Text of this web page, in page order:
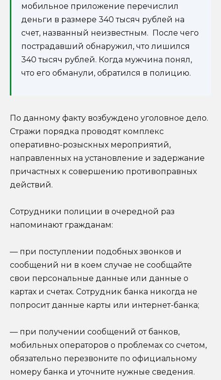
мобильное приложение перечислил
деньги в размере 340 тысяч рублей на
счет, названный неизвестным. После чего
пострадавший обнаружил, что лишился
340 тысяч рублей. Когда мужчина понял,
что его обманули, обратился в полицию.
По данному факту возбуждено уголовное дело.
Стражи порядка проводят комплекс
оперативно-розыскных мероприятий,
направленных на установление и задержание
причастных к совершению противоправных
действий.
Сотрудники полиции в очередной раз
напоминают гражданам:
— при поступлении подобных звонков и
сообщений ни в коем случае не сообщайте
свои персональные данные или данные о
картах и счетах. Сотрудник банка никогда не
попросит данные карты или интернет-банка;
— при получении сообщений от банков,
мобильных операторов о проблемах со счетом,
обязательно перезвоните по официальному
номеру банка и уточните нужные сведения.